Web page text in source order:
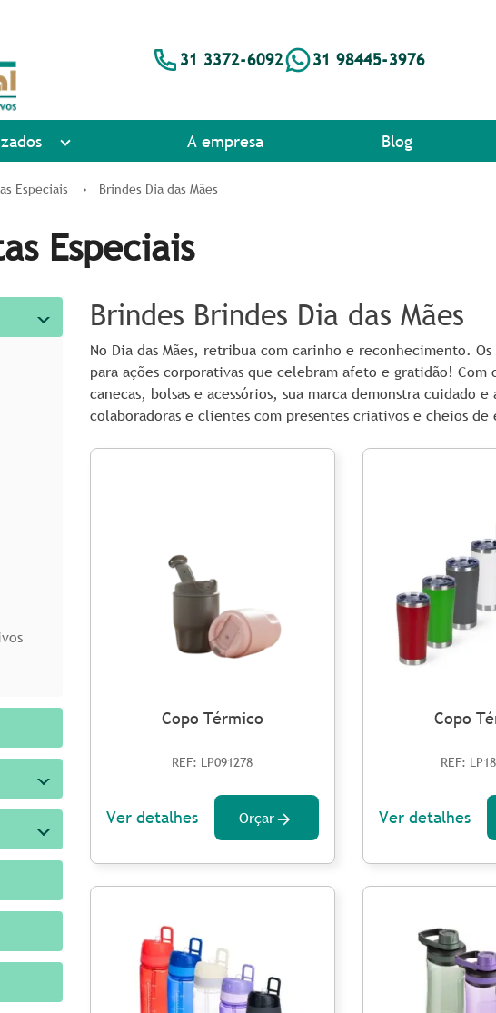
31 3372-6092 31 98445-3976
A empresa Blog
Especiais Brindes Dia das Mães
Especiais
Brindes Brindes Dia das Mães
No Dia das Mães, retribua com carinho e reconhecimento. Os
para ações corporativas que celebram afeto e gratidão! Com
canecas, bolsas e acessórios, sua marca demonstra cuidado
colaboradoras e clientes com presentes criativos e cheios de
Copo Térmico
REF: LP091278
Ver detalhes Orçar
Copo
REF:
Ver detalhes